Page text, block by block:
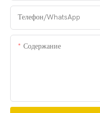
Телефон/WhatsApp
Содержание